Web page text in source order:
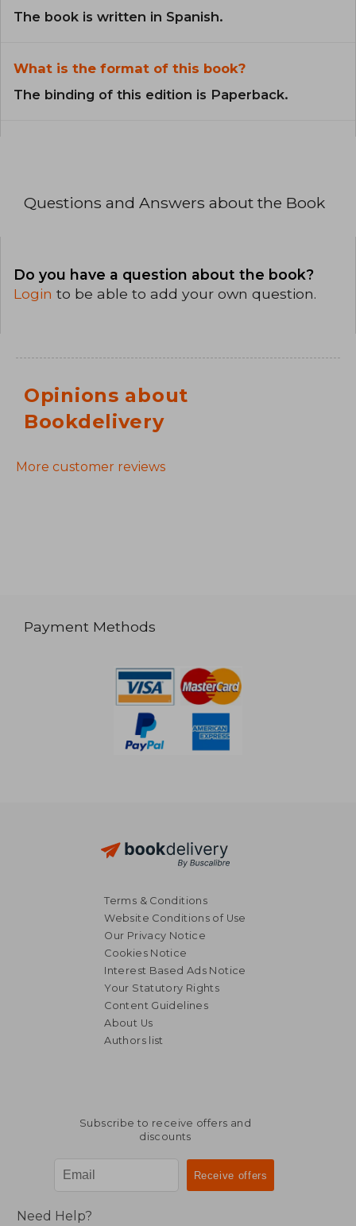
The book is written in Spanish.
What is the format of this book?
The binding of this edition is Paperback.
Questions and Answers about the Book
Do you have a question about the book?
Login to be able to add your own question.
Opinions about
Bookdelivery
More customer reviews
Payment Methods
Terms & Conditions
Website Conditions of Use
Our Privacy Notice
Cookies Notice
Interest Based Ads Notice
Your Statutory Rights
Content Guidelines
About Us
Authors list
Subscribe to receive offers and
discounts
Need Help?